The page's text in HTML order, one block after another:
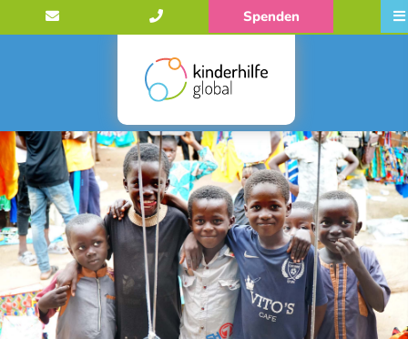
Spenden